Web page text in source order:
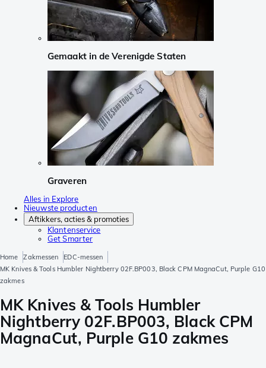
Gemaakt in de Verenigde Staten
Graveren
Alles in Explore
Nieuwste producten
Aftikkers, acties & promoties
Klantenservice
Get Smarter
Home Zakmessen
EDC-messen
MK Knives & Tools Humbler Nightberry 02F.BP003, Black CPM MagnaCut, Purple G10
zakmes
MK Knives & Tools Humbler
Nightberry 02F.BP003, Black CPM
MagnaCut, Purple G10 zakmes